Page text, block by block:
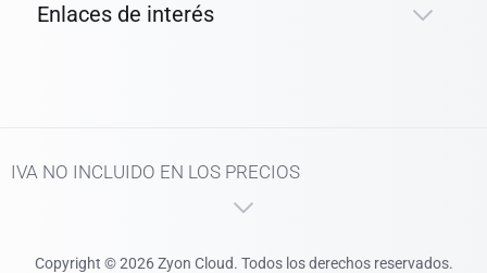
Enlaces de interés
Copyright © 2026 Zyon Cloud. Todos los derechos reservados.
IVA NO INCLUIDO EN LOS PRECIOS